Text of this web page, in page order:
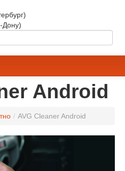
Дону)
Android
/ AVG Cleaner Android